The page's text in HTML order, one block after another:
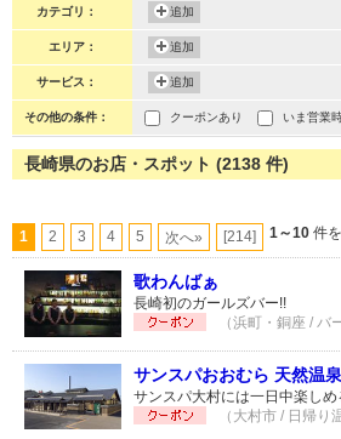
カテゴリ： 追加
エリア： 追加
サービス： 追加
その他の条件： クーポンあり いま営業
長崎県のお店・スポット (2138 件)
1 2 3 4 5 次へ» [214] 1～10 件
歌わんばぁ
長崎初のガールズバー!!
（浜町・銅座 / バ
サンスパおおむら 天然温
サンスパ大村には一日中楽し
（大村市 / 日帰り